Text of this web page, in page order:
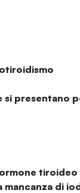
si presentano
tiroideo
mancanza di